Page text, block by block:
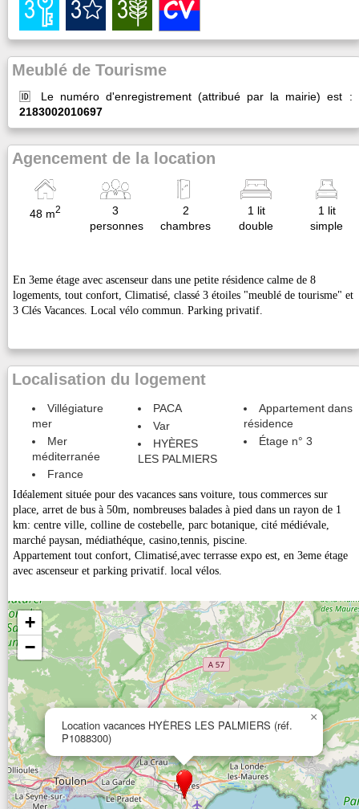
Meublé de Tourisme
🆔 Le numéro d'enregistrement (attribué par la mairie) est :
2183002010697
Agencement de la location
48 m2
3
personnes
2
chambres
1 lit
double
1 lit
simple
En 3eme étage avec ascenseur dans une petite résidence calme de 8
logements, tout confort, Climatisé, classé 3 étoiles "meublé de tourisme" et
3 Clés Vacances. Local vélo commun. Parking privatif.
Localisation du logement
Villégiature
mer
Mer
méditerranée
France
PACA
Var
HYÈRES
LES PALMIERS
Appartement dans
résidence
Étage n° 3
Idéalement située pour des vacances sans voiture, tous commerces sur
place, arret de bus à 50m, nombreuses balades à pied dans un rayon de 1
km: centre ville, colline de costebelle, parc botanique, cité médiévale,
marché paysan, médiathéque, casino,tennis, piscine.
Appartement tout confort, Climatisé,avec terrasse expo est, en 3eme étage
avec ascenseur et parking privatif. local vélos.
Location vacances HYÈRES LES PALMIERS (réf.
P1088300)
×
+
−